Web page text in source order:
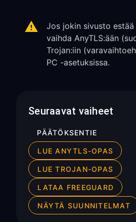
Jos jokin sivusto estää
vaihda AnyTLS:ään
Trojan:iin
PC -asetuksissa.
Seuraavat vaiheet
PÄÄTÖKSENTIE
LUE ANYTLS-OPAS
LUE TROJAN-OPAS
LATAA FREEGUARD
NÄYTÄ SUUNNITELMAT